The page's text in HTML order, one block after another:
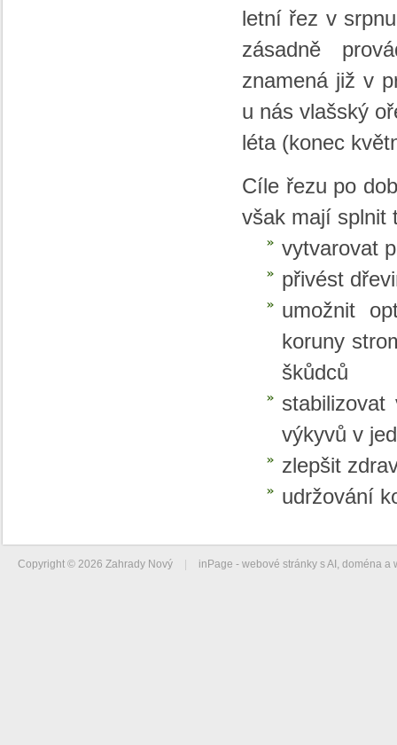
letní řez v
zásadně
znamená již v
u nás vlašský
léta (konec
Cíle řezu po
však mají splnit
vytvarovat
přivést
umožnit
koruny
škůdců
výkyvů v
zlepšit
udržování
Copyright © 2026 Zahrady Nový | inPage - webové stránky s AI, doména a